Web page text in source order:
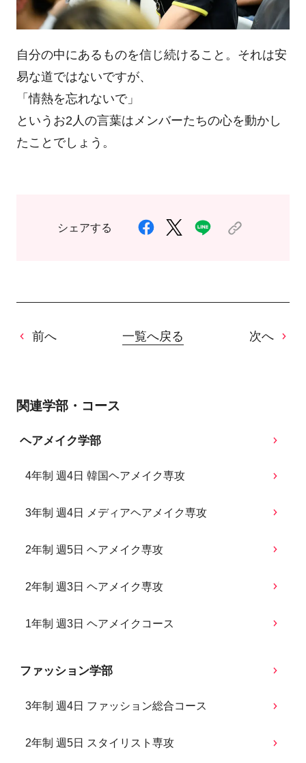
自分の中にあるものを信じ続けること。それは安
易な道ではないですが、
「情熱を忘れないで」
というお2人の言葉はメンバーたちの心を動かし
たことでしょう。
シェアする
前へ 一覧へ戻る 次へ
関連学部・コース
ヘアメイク学部
4年制 週4日 韓国ヘアメイク専攻
3年制 週4日 メディアヘアメイク専攻
2年制 週5日 ヘアメイク専攻
2年制 週3日 ヘアメイク専攻
1年制 週3日 ヘアメイクコース
ファッション学部
3年制 週4日 ファッション総合コース
2年制 週5日 スタイリスト専攻